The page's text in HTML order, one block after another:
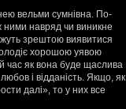
вельми сумнівна. По-
ними навряд чи виникне
зрештою виявитися
хорошою уявою
час як вона буде щаслива
і відданість. Якщо, як
далі», то у них все